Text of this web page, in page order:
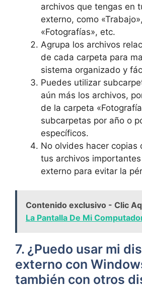
archivos que tengas en
externo, como
«Fotografías», etc.
Agrupa los archivos
de cada carpeta para
sistema organizado y
Puedes utilizar
aún más los archivos,
de la carpeta
subcarpetas por año o
específicos.
No olvides hacer copias
tus archivos
externo para evitar la
Contenido exclusivo - Clic
La Pantalla De Mi
7. ¿Puedo usar mi
externo con
también con otros